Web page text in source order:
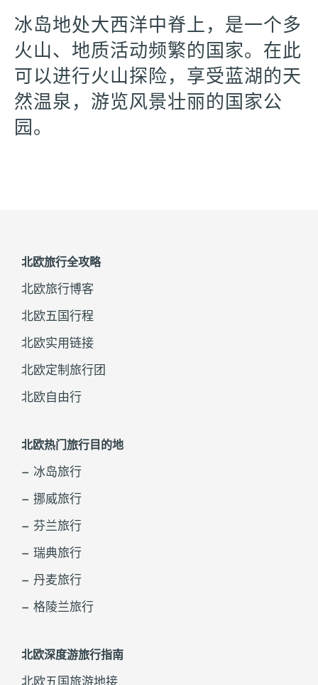
冰岛地处大西洋中脊上，是一个多
火山、地质活动频繁的国家。在此
可以进行火山探险，享受蓝湖的天
然温泉，游览风景壮丽的国家公
园。
北欧旅行全攻略
北欧旅行博客
北欧五国行程
北欧实用链接
北欧定制旅行团
北欧自由行
北欧热门旅行目的地
– 冰岛旅行
– 挪威旅行
– 芬兰旅行
– 瑞典旅行
– 丹麦旅行
– 格陵兰旅行
北欧深度游旅行指南
北欧五国旅游地接